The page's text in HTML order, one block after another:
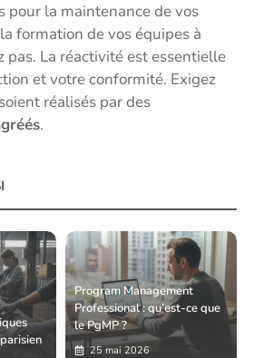
pour la maintenance de vos
formation de vos équipes à
pas. La réactivité est essentielle
et votre conformité. Exigez
réalisés par des
.
Program Management
Professional : qu’est-ce que
le PgMP ?
25 mai 2026